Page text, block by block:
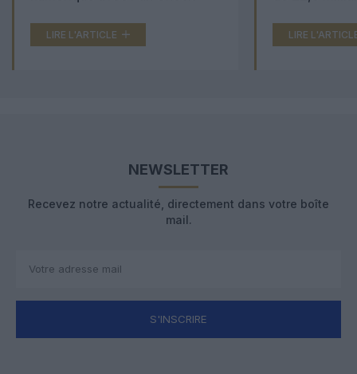
LIRE L'ARTICLE LIRE
NEWSLETTER
Recevez notre actualité, directement dans votre boîte
mail.
S'INSCRIRE